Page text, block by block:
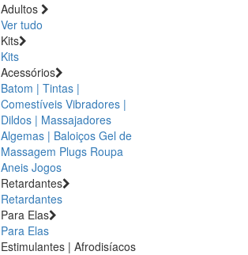
Adultos
Ver tudo
Kits
Kits
Acessórios
Batom | Tintas |
Comestíveis Vibradores |
Dildos | Massajadores
Algemas | Baloiços Gel de
Massagem Plugs Roupa
Aneis Jogos
Retardantes
Retardantes
Para Elas
Para Elas
Estimulantes | Afrodisíacos